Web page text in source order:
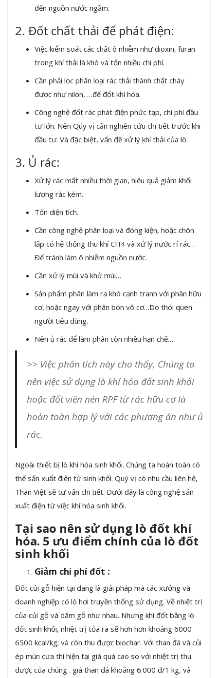
đến nguồn nước ngầm.
2. Đốt chất thải để phát điện:
Việc kiểm soát các chất ô nhiễm như dioxin, furan
trong khí thải là khó và tốn nhiều chi phí.
Cần phải lọc phân loại rác thải thành chất cháy
được như nilon, …để đốt khí hóa.
Công nghệ đốt rác phát điện phức tạp, chi phí đầu
tư lớn. Nên Qúy vị cần nghiên cứu chi tiết trước khi
đầu tư. Và đặc biệt, vấn đề xử lý khí thải của lò.
3. Ủ rác:
Xử lý rác mất nhiều thời gian, hiệu quả giảm khối
lượng rác kém.
Tốn diện tích.
Cần công nghệ phân loại và đóng kiện, hoặc chôn
lấp có hệ thống thu khí CH4 và xử lý nước rỉ rác…
Để tránh làm ô nhiễm nguồn nước.
Cần xử lý mùi và khử mùi…
Sản phẩm phân làm ra khó cạnh tranh với phân hữu
cơ, hoặc ngay với phân bón vô cơ…Do thói quen
người tiêu dùng.
Nên ủ rác để làm phân còn nhiều hạn chế…
>> Việc phân tích này cho thấy, Chúng ta
nên việc sử dụng lò khí hóa đốt sinh khối
hoặc đốt viên nén RPF từ rác hữu cơ là
hoàn toàn hợp lý với các phương án như ủ
rác.
Ngoài thiết bị lò khí hóa sinh khối. Chúng ta hoàn toàn có
thể sản xuất điện từ sinh khối. Quý vị có nhu cầu liên hệ,
Than Việt sẽ tư vấn chi tiết. Dưới đây là công nghệ sản
xuất điện từ việc khí hóa sinh khối.
Tại sao nên sử dụng lò đốt khí
hóa. 5 ưu điểm chính của lò đốt
sinh khối
Giảm chi phí đốt :
Đốt củi gỗ hiện tại đang là giải pháp mà các xưởng và
doanh nghiệp có lò hơi truyền thống sử dụng. Về nhiệt trị
của củi gỗ và dăm gỗ như nhau. Nhưng khi đốt bằng lò
đốt sinh khối, nhiệt trị tỏa ra sẽ hơn hơn khoảng 6000 –
6500 kcal/kg; và còn thu được biochar. Với than đá và củi
ép mùn cưa thì hiện tại giá quá cao so với nhiệt trị thu
được của chúng . giá than đá khoảng 6.000 đ/1 kg, và